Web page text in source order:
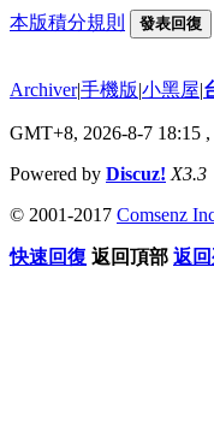
本版積分規則 發表回復
Archiver|手機版|小黑屋|
GMT+8, 2026-8-7 18:15
Powered by Discuz! X3.3
© 2001-2017 Comsenz
快速回復 返回頂部 返